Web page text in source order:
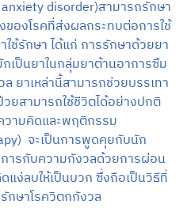
disorder)สามารถรักษา
องโรคที่ส่งผลกระทบต่อการใช้
ช้รักษา ได้แก่ การรักษาด้วยยา
เป็นยาในกลุ่มยาต้านอาการซึม
ยาเหล่านี้สามารถช่วยบรรเทา
ยสามารถใช้ชีวิตได้อย่างปกติ
วามคิดและพฤติกรรม
จะเป็นการพูดคุยกับนัก
ารกับความกังวลด้วยการผ่อน
ง่ลบให้เป็นบวก ซึ่งถือเป็นวิธีที่
กษาโรควิตกกังวล